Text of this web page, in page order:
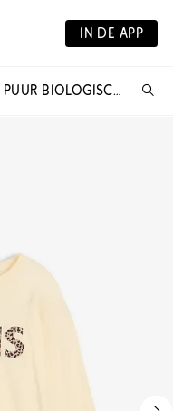
IN DE APP
OVERSIZED LONGSLEEVE VAN PUUR BIOLOGISCH KATOEN